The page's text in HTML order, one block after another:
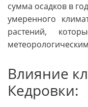
сумма осадков в
умеренного
растений,
Влияние
Кедровки: